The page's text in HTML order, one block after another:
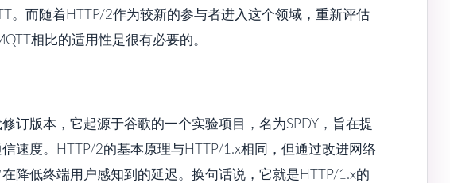
。而随着HTTP/2作为较新的参与者进入这个领域，重新评估
相比的适用性是很有必要的。
订版本，它起源于谷歌的一个实验项目，名为SPDY，旨在提
速度。HTTP/2的基本原理与HTTP/1.x相同，但通过改进网络
降低终端用户感知到的延迟。换句话说，它就是HTTP/1.x的